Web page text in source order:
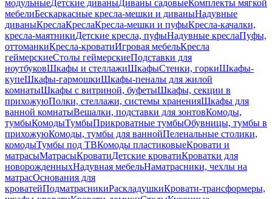
модульныеДетские диваныДиваны садовыеКомплекты мягкой
мебелиБескаркасные кресла-мешки и диваныНадувные
диваныКреслаКреслаКресла-мешки и пуфыКресла-качалки,
кресла-маятникиДетские кресла, пуфыНадувные креслаПуфы,
оттоманкиКресла-кроватиИгровая мебельКресла
геймерскиеСтолы геймерскиеПодставки для
ноутбуковШкафы и стеллажиШкафыСтенки, горкиШкафы-
купеШкафы-гармошкиШкафы-пеналы для жилой
комнатыШкафы с витриной, буфетыШкафы, секции в
прихожуюПолки, стеллажи, системы храненияШкафы для
ванной комнатыВешалки, подставки для зонтовКомоды,
тумбыКомодыТумбыПрикроватные тумбыОбувницы, тумбы в
прихожуюКомоды, тумбы для ваннойПеленальные столики,
комодыТумбы под ТВКомоды пластиковыеКровати и
матрасыМатрасыКроватиДетские кроватиКроватки для
новорожденныхНадувная мебельНаматрасники, чехлы на
матрасОснования для
кроватейПодматрасникиРаскладушкиКровати-трансформеры,